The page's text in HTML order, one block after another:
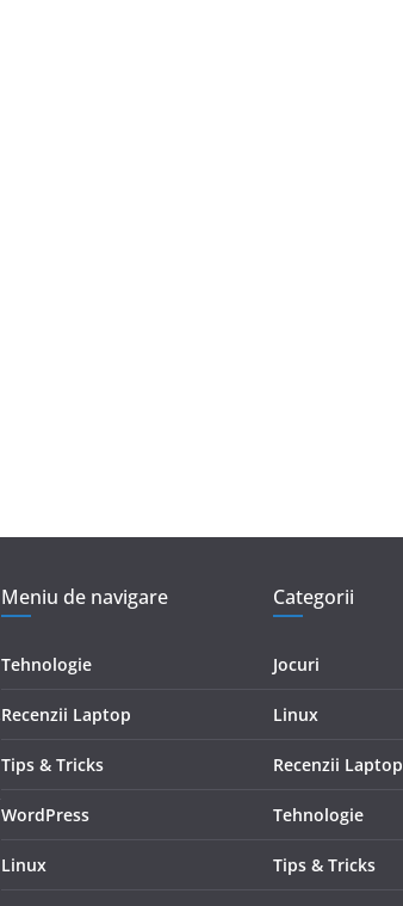
Meniu de navigare
Tehnologie
Recenzii Laptop
Tips & Tricks
WordPress
Linux
Categorii
Jocuri
Linux
Recenzii Laptop
Tehnologie
Tips & Tricks